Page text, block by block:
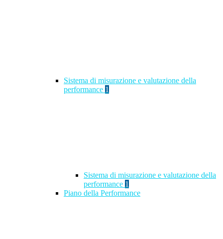
Sistema di misurazione e valutazione della
performance 1
Sistema di misurazione e valutazione della
performance 1
Piano della Performance